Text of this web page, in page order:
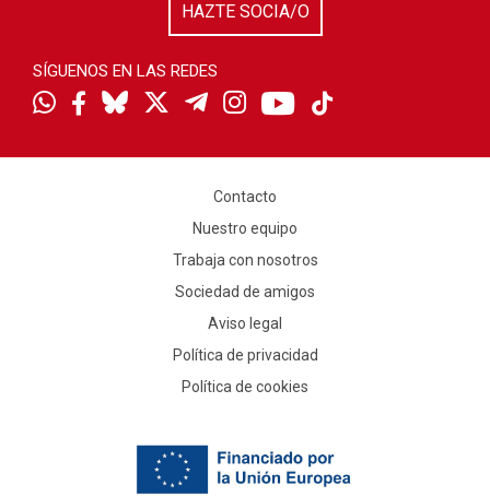
HAZTE SOCIA/O
SÍGUENOS EN LAS REDES
Contacto
Nuestro equipo
Trabaja con nosotros
Sociedad de amigos
Aviso legal
Política de privacidad
Política de cookies